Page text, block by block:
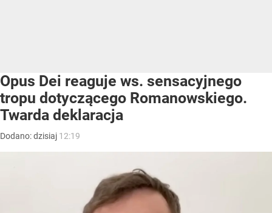
Opus Dei reaguje ws. sensacyjnego
tropu dotyczącego Romanowskiego.
Twarda deklaracja
Dodano:dzisiaj 12:19